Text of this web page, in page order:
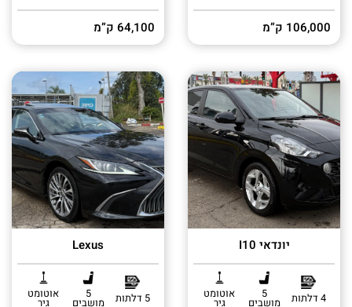
106,000 ק”מ 64,100 ק”מ
יונדאי I10
4 דלתות 5
מושבים
אוטומט
גיר
Lexus
5 דלתות 5
מושבים
אוטומט
גיר